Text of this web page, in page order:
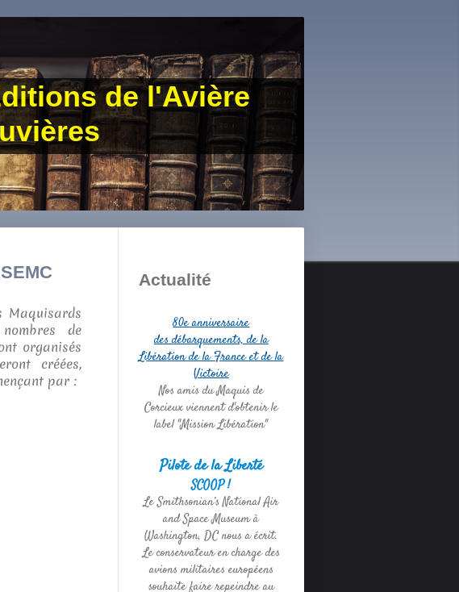
de l'Avière
Maquisards
de
organisés
créées,
par :
Actualité
80e anniversaire
des débarquements, de la
Libération de la France et de la
Victoire
Nos amis du Maquis de
Corcieux viennent d'obtenir le
label "Mission Libération"
Pilote de la Liberté
SCOOP !
Le Smithsonian’s National Air
and Space Museum à
Washington, DC nous a écrit.
Le conservateur en charge des
avions militaires européens
souhaite faire repeindre au